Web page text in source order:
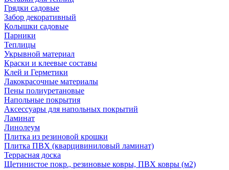
Грядки садовые
Забор декоративный
Колышки садовые
Парники
Теплицы
Укрывной материал
Краски и клеевые составы
Клей и Герметики
Лакокрасочные материалы
Пены полиуретановые
Напольные покрытия
Аксессуары для напольных покрытий
Ламинат
Линолеум
Плитка из резиновой крошки
Плитка ПВХ (кварцивиниловый ламинат)
Террасная доска
Щетинистое покр., резиновые ковры, ПВХ ковры (м2)